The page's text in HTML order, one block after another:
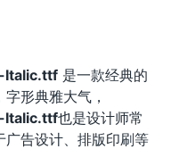
Italic.ttf 是一款经典的
形典雅大气，
Italic.ttf也是设计师常
广告设计、排版印刷等